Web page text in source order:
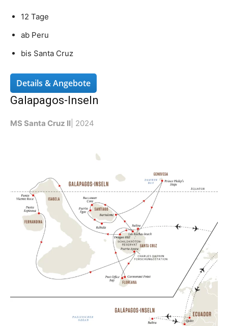
12 Tage
ab Peru
bis Santa Cruz
Details & Angebote
Galapagos-Inseln
MS Santa Cruz II | 2024